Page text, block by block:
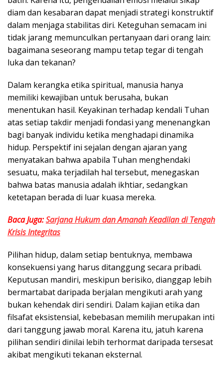
diam dan kesabaran dapat menjadi strategi konstruktif
dalam menjaga stabilitas diri. Keteguhan semacam ini
tidak jarang memunculkan pertanyaan dari orang lain:
bagaimana seseorang mampu tetap tegar di tengah
luka dan tekanan?
Dalam kerangka etika spiritual, manusia hanya
memiliki kewajiban untuk berusaha, bukan
menentukan hasil. Keyakinan terhadap kendali Tuhan
atas setiap takdir menjadi fondasi yang menenangkan
bagi banyak individu ketika menghadapi dinamika
hidup. Perspektif ini sejalan dengan ajaran yang
menyatakan bahwa apabila Tuhan menghendaki
sesuatu, maka terjadilah hal tersebut, menegaskan
bahwa batas manusia adalah ikhtiar, sedangkan
ketetapan berada di luar kuasa mereka.
Baca Juga:Sarjana Hukum dan Amanah Keadilan di Tengah
Krisis Integritas
Pilihan hidup, dalam setiap bentuknya, membawa
konsekuensi yang harus ditanggung secara pribadi.
Keputusan mandiri, meskipun berisiko, dianggap lebih
bermartabat daripada berjalan mengikuti arah yang
bukan kehendak diri sendiri. Dalam kajian etika dan
filsafat eksistensial, kebebasan memilih merupakan inti
dari tanggung jawab moral. Karena itu, jatuh karena
pilihan sendiri dinilai lebih terhormat daripada tersesat
akibat mengikuti tekanan eksternal.